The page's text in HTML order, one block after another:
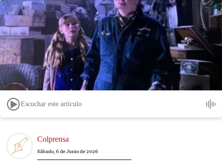
Escuchar este artículo
Image Colprensa
Sábado, 6 de Junio de 2026